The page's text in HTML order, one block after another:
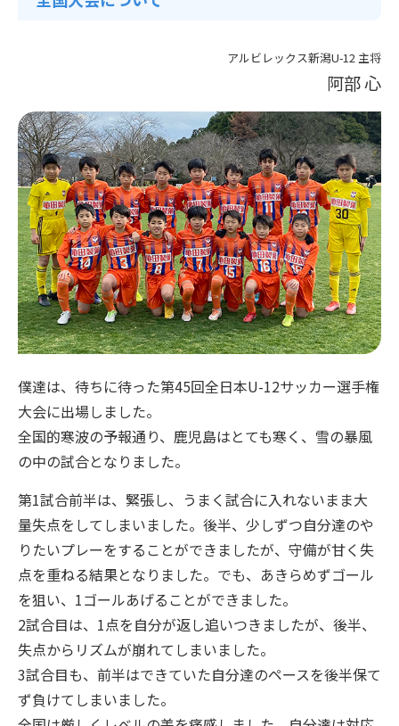
アルビレックス新潟U-12 主将
阿部 心
僕達は、待ちに待った第45回全日本U-12サッカー選手権
大会に出場しました。
全国的寒波の予報通り、鹿児島はとても寒く、雪の暴風
の中の試合となりました。
第1試合前半は、緊張し、うまく試合に入れないまま大
量失点をしてしまいました。後半、少しずつ自分達のや
りたいプレーをすることができましたが、守備が甘く失
点を重ねる結果となりました。でも、あきらめずゴール
を狙い、1ゴールあげることができました。
2試合目は、1点を自分が返し追いつきましたが、後半、
失点からリズムが崩れてしまいました。
3試合目も、前半はできていた自分達のペースを後半保て
ず負けてしまいました。